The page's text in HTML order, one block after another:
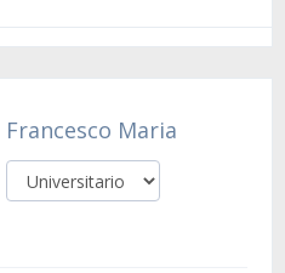
Francesco Maria